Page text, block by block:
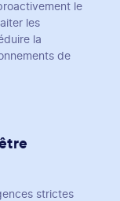
le
les
la
de
strictes